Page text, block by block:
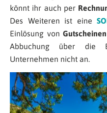
könnt ihr auch per
Des Weiteren ist eine
Einlösung von Gutscheinen
Abbuchung über die
Unternehmen nicht an.